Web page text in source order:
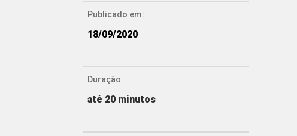
Publicado em:
18/09/2020
Duração:
até 20 minutos